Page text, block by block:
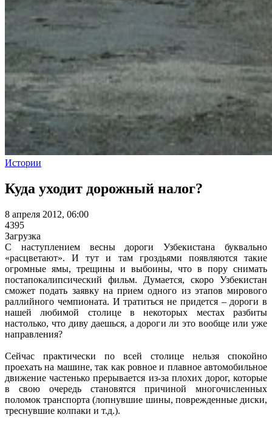
Истории
Куда уходит дорожный налог?
8 апреля 2012, 06:00
4395
Загрузка
С наступлением весны дороги Узбекистана буквально
«расцветают». И тут и там гроздьями появляются такие
огромные ямы, трещины и выбоины, что в пору снимать
постапокалипсический фильм. Думается, скоро Узбекистан
сможет подать заявку на прием одного из этапов мирового
раллийного чемпионата. И тратиться не придется – дороги в
нашей любимой столице в некоторых местах разбиты
настолько, что диву даешься, а дороги ли это вообще или уже
направления?
Сейчас практически по всей столице нельзя спокойно
проехать на машине, так как ровное и плавное автомобильное
движение частенько прерывается из-за плохих дорог, которые
в свою очередь становятся причиной многочисленных
поломок транспорта (лопнувшие шины, поврежденные диски,
треснувшие колпаки и т.д.).